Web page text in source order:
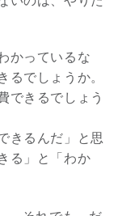
かっているな
るでしょうか。
できるでしょう
きるんだ」と思
る」と「わか